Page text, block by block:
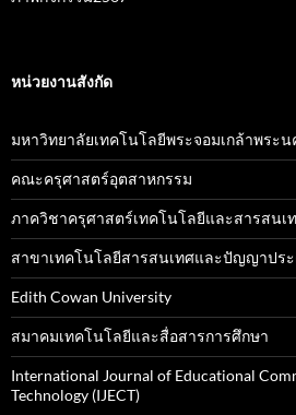
หน่วยงานสังกัด
มหาวิทยาลัยเทคโนโลยีพระจอมเกล้าพระน
คณะครุศาสตร์อุตสาหกรรม
ภาควิชาครุศาสตร์เทคโนโลยีและสารสนเ
สาขาเทคโนโลยีสารสนเทศและปัญญาประ
Edith Cowan University
สมาคมเทคโนโลยีและสื่อสารการศึกษา
International Journal of Educational
Technology (IJECT)